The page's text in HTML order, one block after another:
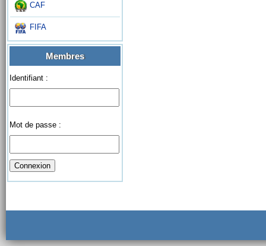
CAF
FIFA
Membres
Identifiant :
Mot de passe :